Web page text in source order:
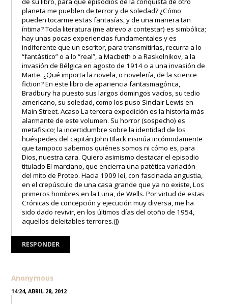
planeta me pueblen de terror y de soledad? ¿Cómo
pueden tocarme estas fantasías, y de una manera tan
íntima? Toda literatura (me atrevo a contestar) es simbólica;
hay unas pocas experiencias fundamentales y es
indiferente que un escritor, para transmitirlas, recurra a lo
“fantástico” o a lo “real”, a Macbeth o a Raskolnikov, a la
invasión de Bélgica en agosto de 1914 o a una invasión de
Marte. ¿Qué importa la novela, o novelería, de la science
fiction? En este libro de apariencia fantasmagórica,
Bradbury ha puesto sus largos domingos vacíos, su tedio
americano, su soledad, como los puso Sinclair Lewis en
Main Street. Acaso La tercera expedición es la historia más
alarmante de este volumen. Su horror (sospecho) es
metafisico; la incertidumbre sobre la identidad de los
huéspedes del capitán John Black insinúa incómodamente
que tampoco sabemos quiénes somos ni cómo es, para
Dios, nuestra cara. Quiero asimismo destacar el episodio
titulado El marciano, que encierra una patética variación
del mito de Proteo. Hacia 1909 leí, con fascinada angustia,
en el crepúsculo de una casa grande que ya no existe, Los
primeros hombres en la Luna, de Wells. Por virtud de estas
Crónicas de concepción y ejecución muy diversa, me ha
sido dado revivir, en los últimos días del otoño de 1954,
aquellos deleitables terrores.(J)
RESPONDER
Anonymous
14:24, ABRIL 28, 2012